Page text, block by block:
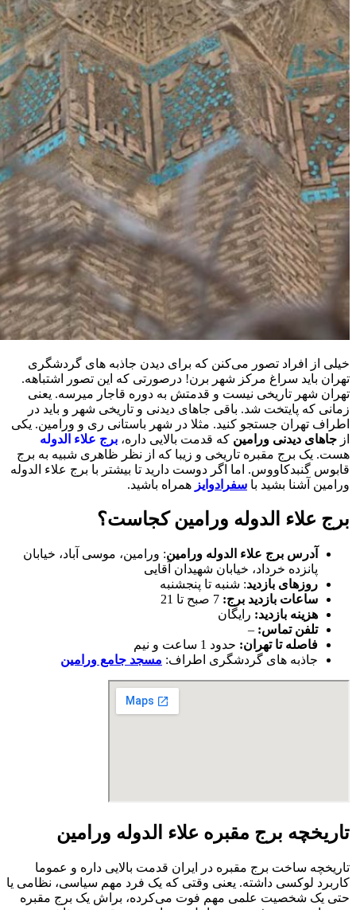
خیلی از افراد تصور می‌کنن که برای دیدن جاذبه های گردشگری
تهران باید سراغ مرکز شهر برن! درصورتی که این تصور اشتباهه.
تهران شهر تاریخی نیست و قدمتش به دوره قاجار میرسه. یعنی
زمانی که پایتخت شد. باقی جاهای دیدنی و تاریخی شهر و باید در
اطراف تهران جستجو کنید. مثلا در شهر باستانی ری و ورامین. یکی
از جاهای دیدنی ورامین که قدمت بالایی داره، برج علاء الدوله
هست. یک برج مقبره تاریخی و زیبا که از نظر ظاهری شبیه به برج
قابوس گنبدکاووس. اما اگر دوست دارید تا بیشتر با برج علاء الدوله
ورامین آشنا بشید با سفرادوایز همراه باشید.
برج علاء الدوله ورامین کجاست؟
آدرس برج علاء الدوله ورامین: ورامین، موسی آباد، خیابان
پانزده خرداد، خیابان شهیدان آقایی
روزهای بازدید: شنبه تا پنجشنبه
ساعات بازدید برج:
هزینه بازدید: رایگان
تلفن تماس: –
فاصله تا تهران: حدود 1 ساعت و نیم
جاذبه های گردشگری اطراف: مسجد جامع ورامین
تاریخچه برج مقبره علاء الدوله ورامین
تاریخچه ساخت برج مقبره در ایران قدمت بالایی داره و عموما
کاربرد لوکسی داشته. یعنی وقتی که یک فرد مهم سیاسی، نظامی یا
حتی یک شخصیت علمی مهم فوت می‌کرده، براش یک برج مقبره